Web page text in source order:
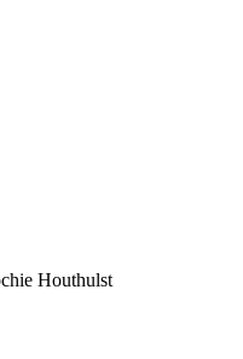
Houthulst